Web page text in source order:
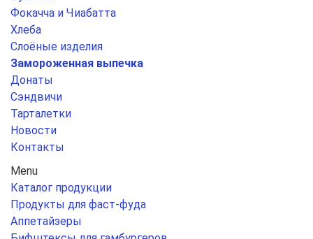
Фокачча и Чиабатта
Хлеба
Слоёные изделия
Замороженная выпечка
Донаты
Сэндвичи
Тарталетки
Новости
Контакты
Menu
Каталог продукции
Продукты для фаст-фуда
Аппетайзеры